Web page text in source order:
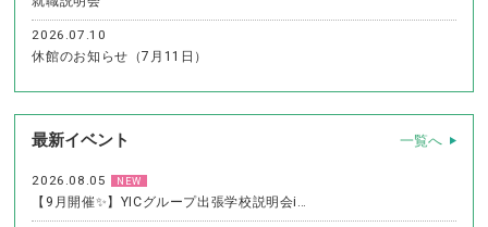
2026.07.10
休館のお知らせ（7月11日）
最新イベント 一覧へ
2026.08.05 NEW
【9月開催✨】YICグループ出張学校説明会i…